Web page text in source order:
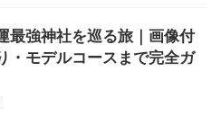
最強神社を巡る旅｜画像付
・モデルコースまで完全ガ